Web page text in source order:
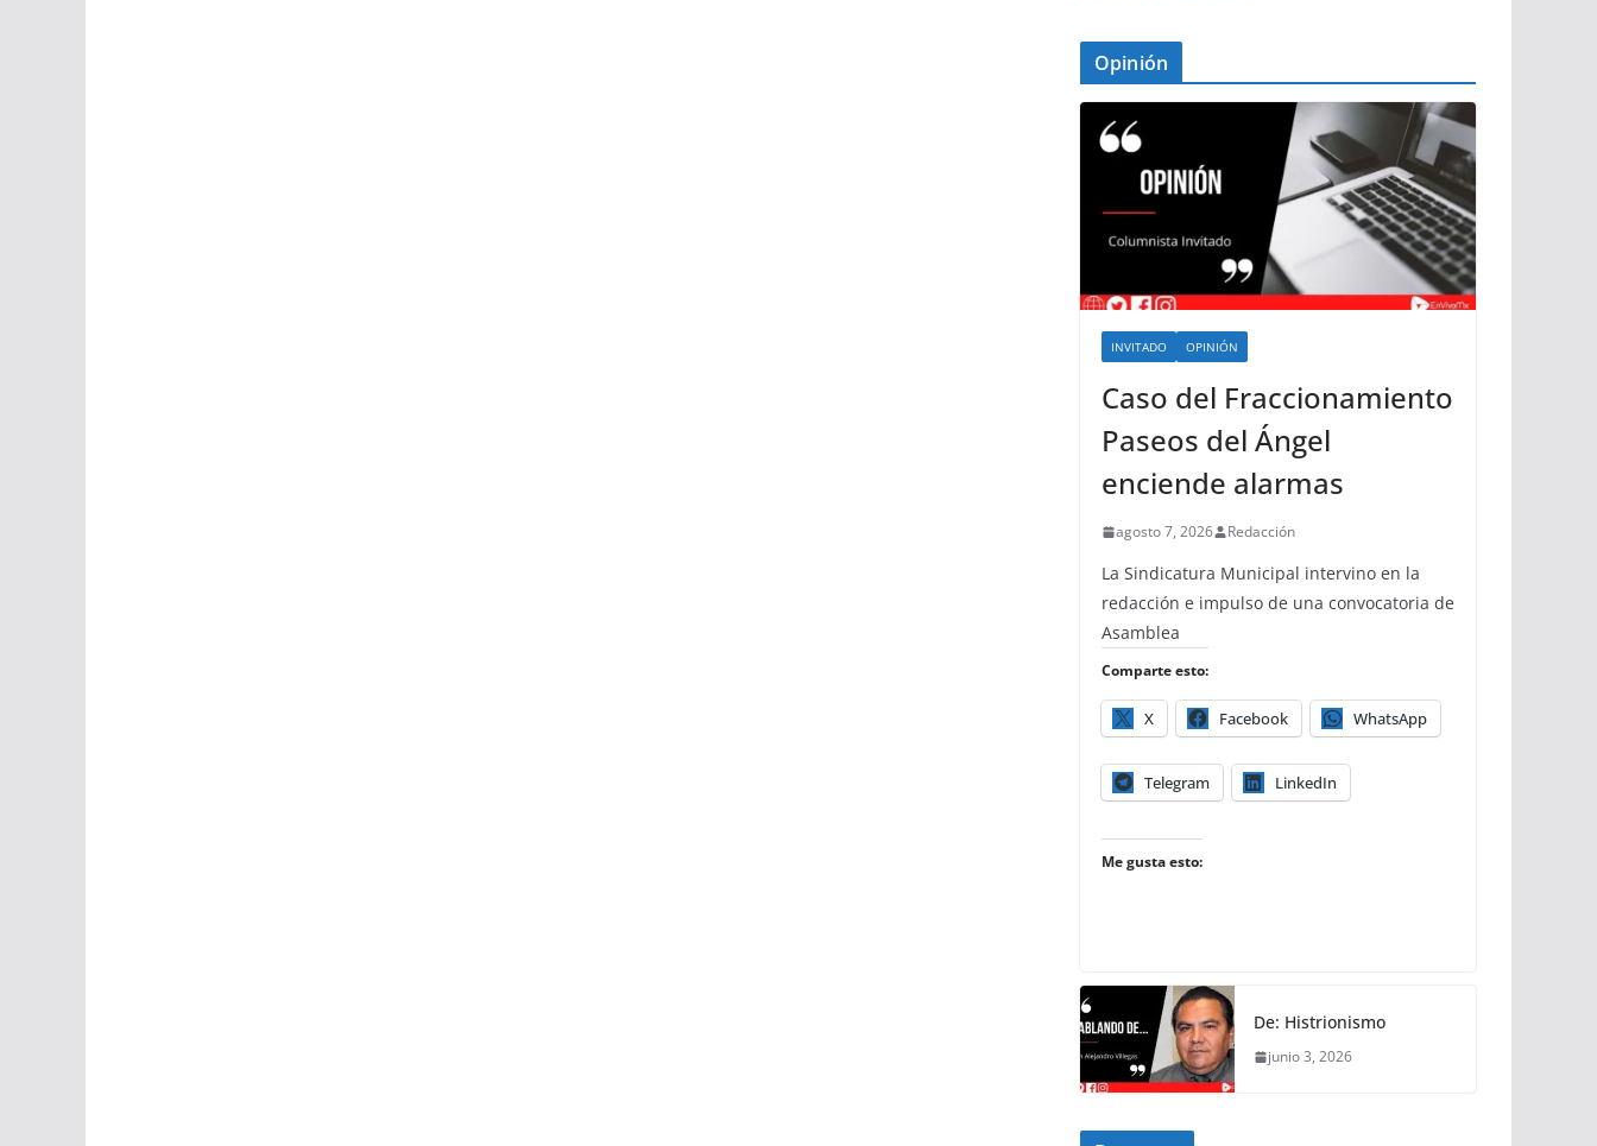
Opinión
INVITADO OPINIÓN
Caso del Fraccionamiento
Paseos del Ángel
enciende alarmas
agosto 7, 2026 Redacción
La Sindicatura Municipal intervino en la
redacción e impulso de una convocatoria de
Asamblea
Comparte esto:
X Facebook WhatsApp
Telegram LinkedIn
Me gusta esto:
De: Histrionismo
junio 3, 2026